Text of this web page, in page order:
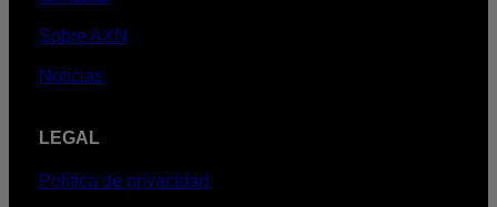
Sobre AXN
Noticias
LEGAL
Política de privacidad